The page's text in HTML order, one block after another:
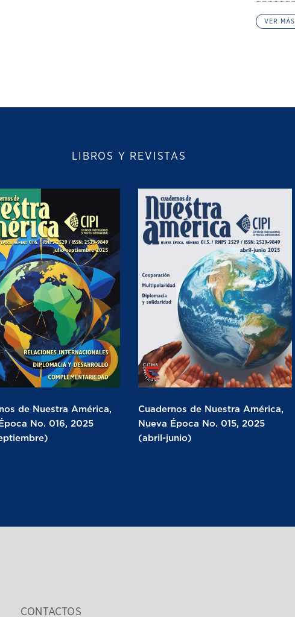
VER MÁS
LIBROS Y REVISTAS
de Nuestra América,
No. 016, 2025
Cuadernos de Nuestra América,
Nueva Época No. 015, 2025
(abril-junio)
CONTACTOS